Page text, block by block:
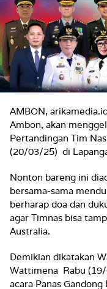
AMBON,
Ambon, akan
Pertandingan Tim
(20/03/25) di
Nonton bareng ini
bersama-sama
berharap doa dan
agar Timnas bisa
Australia.
Demikian dikatakan
Wattimena Rabu
acara Panas